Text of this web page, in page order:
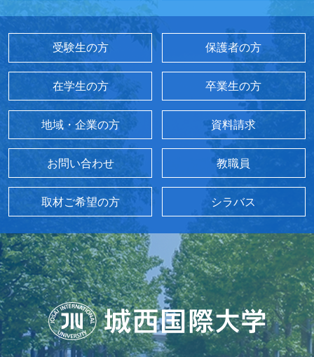
受験生の方 保護者の方
在学生の方 卒業生の方
地域・企業の方 資料請求
お問い合わせ 教職員
取材ご希望の方 シラバス